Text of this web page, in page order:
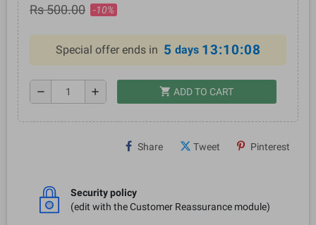
Rs 500.00 -10%
Special offer ends in 5 days 13:10:08
remove add shopping_cart ADD TO CART
Share Tweet Pinterest
Security policy
(edit with the Customer Reassurance module)